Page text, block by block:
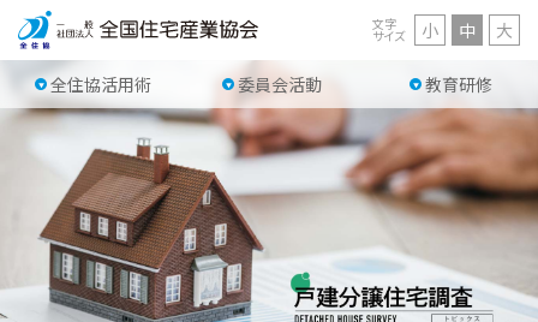
全住協活用術 委員会活動 教育研修
文字
サイズ 小 中 大